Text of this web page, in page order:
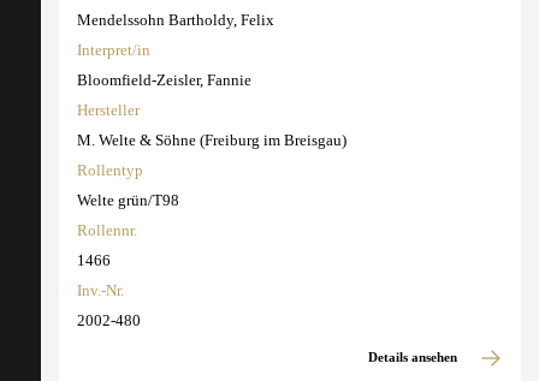
Mendelssohn Bartholdy, Felix
Interpret/in
Bloomfield-Zeisler, Fannie
Hersteller
M. Welte & Söhne (Freiburg im Breisgau)
Rollentyp
Welte grün/T98
Rollennr.
1466
Inv.-Nr.
2002-480
Details ansehen